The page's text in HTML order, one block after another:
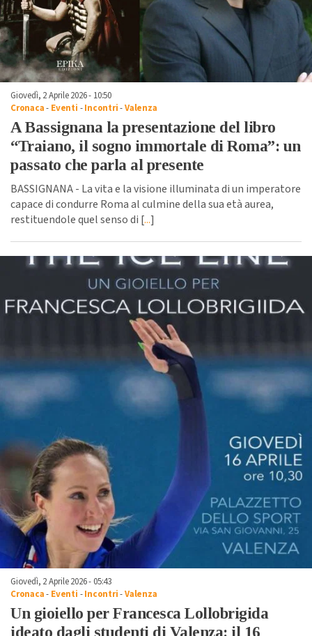
Giovedì, 2 Aprile 2026 - 10:50
Cronaca- Eventi -Incontri-Valenza
A Bassignana la presentazione del libro
“Traiano, il sogno immortale di Roma”: un
passato che parla al presente
BASSIGNANA - La vita e la visione illuminata di un imperatore
capace di condurre Roma al culmine della sua età aurea,
restituendole quel senso di [...]
Giovedì, 2 Aprile 2026 - 05:43
Cronaca- Eventi -Incontri-Valenza
Un gioiello per Francesca Lollobrigida
ideato dagli studenti di Valenza: il 16